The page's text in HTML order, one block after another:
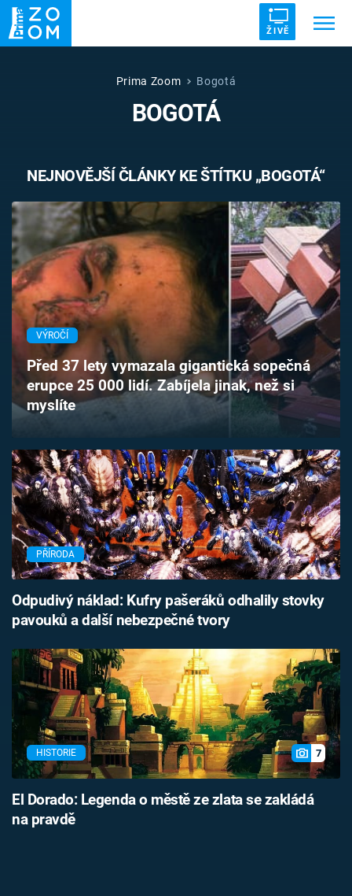
ŽIVĚ
UFO DRUHÁ SVĚTOVÁ VÁLKA
VETŘELCI DÁVNOVĚKU
Témata
Témata
Pořady
TV Program
Časopis
Sledujte prima+
Přihlášení
Sledujte nás
Prima Zoom Bogotá
BOGOTÁ
NEJNOVĚJŠÍ ČLÁNKY KE ŠTÍTKU „BOGOTÁ“
VÝROČÍ
Před 37 lety vymazala gigantická sopečná
erupce 25 000 lidí. Zabíjela jinak, než si
myslíte
PŘÍRODA
Odpudivý náklad: Kufry pašeráků odhalily stovky
pavouků a další nebezpečné tvory
HISTORIE 7
El Dorado: Legenda o městě ze zlata se zakládá
na pravdě